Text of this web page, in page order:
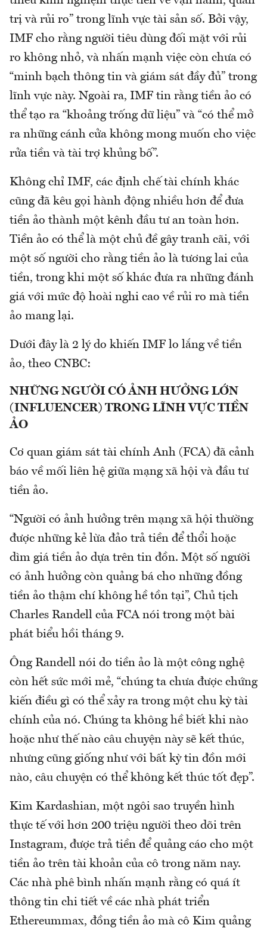
trị và rủi ro” trong lĩnh vực tài sản số. Bởi vậy,
IMF cho rằng người tiêu dùng đối mặt với rủi
ro không nhỏ, và nhấn mạnh việc còn chưa có
“minh bạch thông tin và giám sát đầy đủ” trong
lĩnh vực này. Ngoài ra, IMF tin rằng tiền ảo có
thể tạo ra “khoảng trống dữ liệu” và “có thể mở
ra những cánh cửa không mong muốn cho việc
rửa tiền và tài trợ khủng bố”.
Không chỉ IMF, các định chế tài chính khác
cũng đã kêu gọi hành động nhiều hơn để đưa
tiền ảo thành một kênh đầu tư an toàn hơn.
Tiền ảo có thể là một chủ đề gây tranh cãi, với
một số người cho rằng tiền ảo là tương lai của
tiền, trong khi một số khác đưa ra những đánh
giá với mức độ hoài nghi cao về rủi ro mà tiền
ảo mang lại.
Dưới đây là 2 lý do khiến IMF lo lắng về tiền
ảo, theo CNBC:
NHỮNG NGƯỜI CÓ ẢNH HƯỞNG LỚN
(INFLUENCER) TRONG LĨNH VỰC TIỀN
ẢO
Cơ quan giám sát tài chính Anh (FCA) đã cảnh
báo về mối liên hệ giữa mạng xã hội và đầu tư
tiền ảo.
“Người có ảnh hưởng trên mạng xã hội thường
được những kẻ lừa đảo trả tiền để thổi hoặc
dìm giá tiền ảo dựa trên tin đồn. Một số người
có ảnh hưởng còn quảng bá cho những đồng
tiền ảo thậm chí không hề tồn tại”, Chủ tịch
Charles Randell của FCA nói trong một bài
phát biểu hồi tháng 9.
Ông Randell nói do tiền ảo là một công nghệ
còn hết sức mới mẻ, “chúng ta chưa được chứng
kiến điều gì có thể xảy ra trong một chu kỳ tài
chính của nó. Chúng ta không hề biết khi nào
hoặc như thế nào câu chuyện này sẽ kết thúc,
nhưng cũng giống như với bất kỳ tin đồn mới
nào, câu chuyện có thể không kết thúc tốt đẹp”.
Kim Kardashian, một ngôi sao truyền hình
thực tế với hơn 200 triệu người theo dõi trên
Instagram, được trả tiền để quảng cáo cho một
tiền ảo trên tài khoản của cô trong năm nay.
Các nhà phê bình nhấn mạnh rằng có quá ít
thông tin chi tiết về các nhà phát triển
Ethereummax, đồng tiền ảo mà cô Kim quảng